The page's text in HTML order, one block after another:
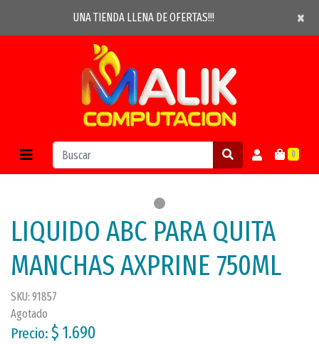
UNA TIENDA LLENA DE OFERTAS!!! ×
×
0
LIQUIDO ABC PARA QUITA
MANCHAS AXPRINE 750ML
SKU: 91857
Agotado
Precio: $ 1.690